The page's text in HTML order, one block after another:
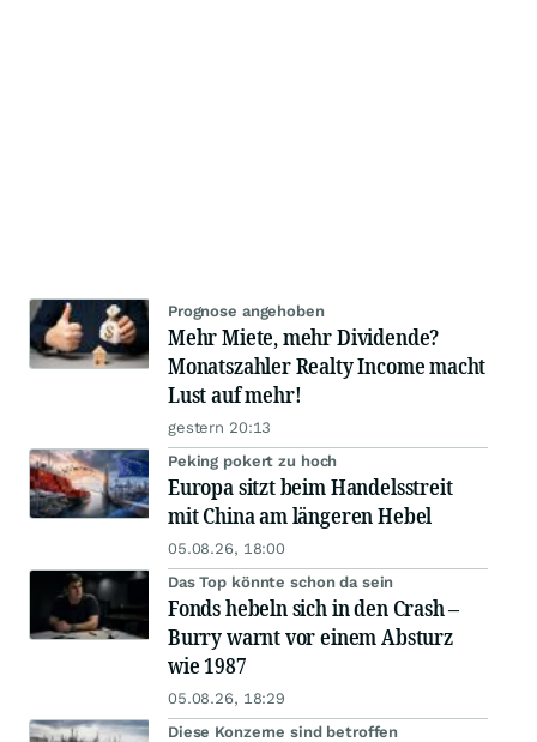
Prognose angehoben
Mehr Miete, mehr Dividende?
Monatszahler Realty Income macht
Lust auf mehr!
gestern 20:13
Peking pokert zu hoch
Europa sitzt beim Handelsstreit
mit China am längeren Hebel
05.08.26, 18:00
Das Top könnte schon da sein
Fonds hebeln sich in den Crash –
Burry warnt vor einem Absturz
wie 1987
05.08.26, 18:29
Diese Konzerne sind betroffen